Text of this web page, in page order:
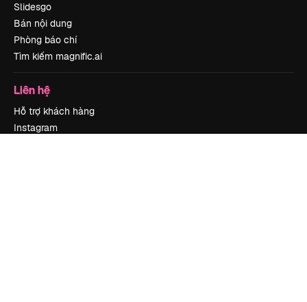
Slidesgo
Bán nội dung
Phòng báo chí
Tìm kiếm magnific.ai
Liên hệ
Hỗ trợ khách hàng
Instagram